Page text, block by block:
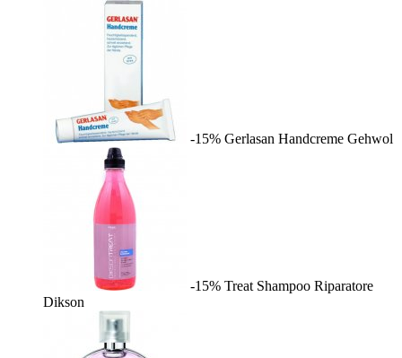
-15% Gerlasan Handcreme Gehwol
-15% Treat Shampoo Riparatore
Dikson